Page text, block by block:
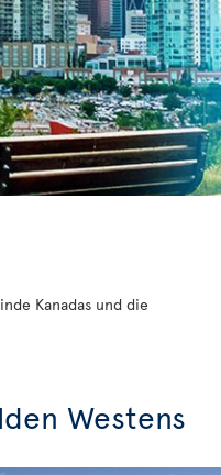
Kanadas und die
Westens